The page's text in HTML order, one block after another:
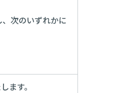
次のいずれかに
ます。